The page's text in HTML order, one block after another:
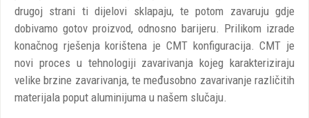
drugoj strani ti dijelovi sklapaju, te potom zavaruju gdje
dobivamo gotov proizvod, odnosno barijeru. Prilikom izrade
konačnog rješenja korištena je CMT konfiguracija. CMT je
novi proces u tehnologiji zavarivanja kojeg karakteriziraju
velike brzine zavarivanja, te međusobno zavarivanje različitih
materijala poput aluminijuma u našem slučaju.